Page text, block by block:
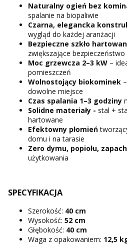
Naturalny ogień bez
spalanie na biopaliwie
Czarna, elegancka
wygląd do każdej aranżacji
Bezpieczne szkło
zwiększające bezpieczeństwo
Moc grzewcza 2–3 kW –
pomieszczeń
Wolnostojący biokominek
dowolne miejsce
Czas spalania 1–3 godziny
Solidne materiały - stal +
hartowane
Efektowny płomień
domu i na tarasie
Zero dymu, popiołu,
użytkowania
SPECYFIKACJA
Szerokość: 40 cm
Wysokość: 52 cm
Głębokość: 40 cm
Waga z opakowaniem: 12,5